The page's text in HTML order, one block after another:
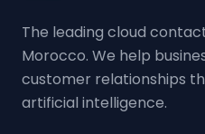
The leading cloud
Morocco. We help
customer relationships
artificial intelligence.